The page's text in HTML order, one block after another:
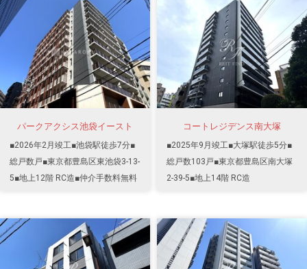
パークアクシス池袋イースト
■2026年2月竣工■池袋駅徒歩7分■
総戸数戸■東京都豊島区東池袋3-13-
5■地上12階 RC造■仲介手数料無料
コートレジデンス南大塚
■2025年9月竣工■大塚駅徒歩5分■
総戸数103戸■東京都豊島区南大塚
2-39-5■地上14階 RC造